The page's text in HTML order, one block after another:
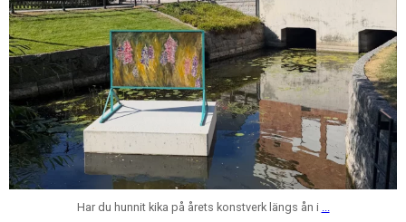
Har du hunnit kika på årets konstverk längs ån i